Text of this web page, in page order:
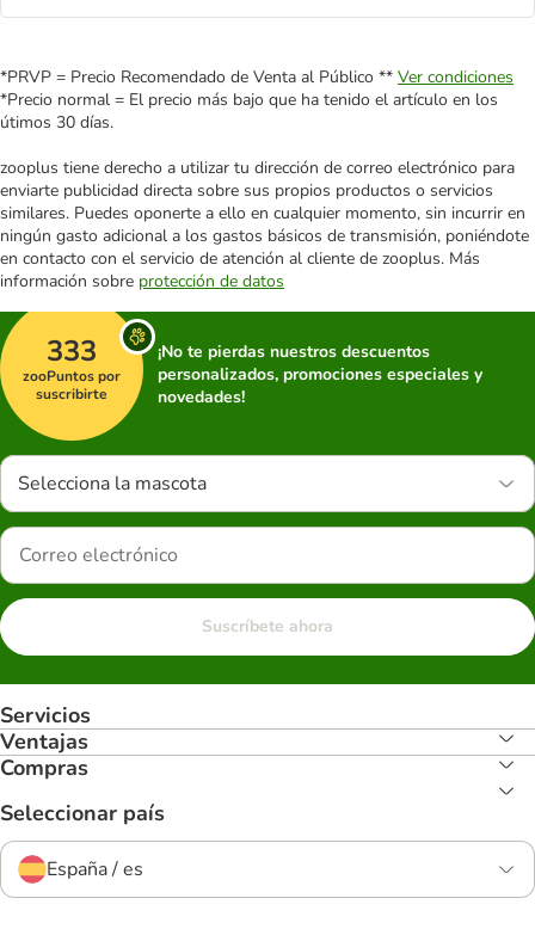
*PRVP = Precio Recomendado de Venta al Público ** Ver condiciones
*Precio normal = El precio más bajo que ha tenido el artículo en los
útimos 30 días.
zooplus tiene derecho a utilizar tu dirección de correo electrónico para
enviarte publicidad directa sobre sus propios productos o servicios
similares. Puedes oponerte a ello en cualquier momento, sin incurrir en
ningún gasto adicional a los gastos básicos de transmisión, poniéndote
en contacto con el servicio de atención al cliente de zooplus. Más
información sobre protección de datos
333
zooPuntos por
suscribirte
¡No te pierdas nuestros descuentos
personalizados, promociones especiales y
novedades!
Selecciona la mascota
Suscríbete ahora
Servicios
Ventajas
Compras
Seleccionar país
España / es